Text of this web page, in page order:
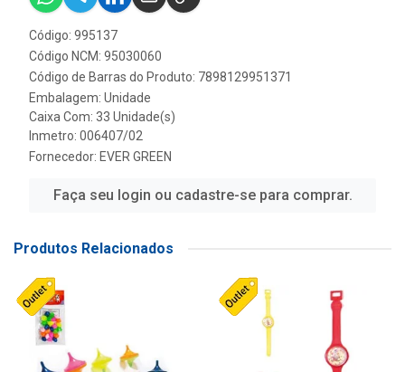
Código: 995137
Código NCM: 95030060
Código de Barras do Produto: 7898129951371
Embalagem: Unidade
Caixa Com: 33 Unidade(s)
Inmetro: 006407/02
Fornecedor: EVER GREEN
Faça seu login ou cadastre-se para comprar.
Produtos Relacionados